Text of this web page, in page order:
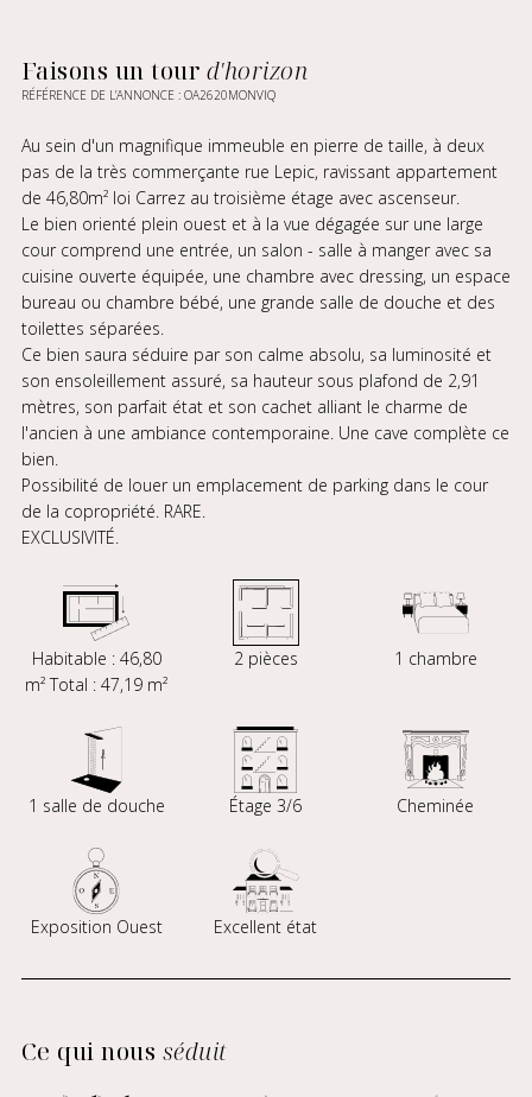
Faisons un tour d'horizon
RÉFÉRENCE DE L’ANNONCE : OA2620MONVIQ
Au sein d'un magnifique immeuble en pierre de taille, à deux
pas de la très commerçante rue Lepic, ravissant appartement
de 46,80m² loi Carrez au troisième étage avec ascenseur.
Le bien orienté plein ouest et à la vue dégagée sur une large
cour comprend une entrée, un salon - salle à manger avec sa
cuisine ouverte équipée, une chambre avec dressing, un espace
bureau ou chambre bébé, une grande salle de douche et des
toilettes séparées.
Ce bien saura séduire par son calme absolu, sa luminosité et
son ensoleillement assuré, sa hauteur sous plafond de 2,91
mètres, son parfait état et son cachet alliant le charme de
l'ancien à une ambiance contemporaine. Une cave complète ce
bien.
Possibilité de louer un emplacement de parking dans le cour
de la copropriété. RARE.
EXCLUSIVITÉ.
Habitable : 46,80
m² Total : 47,19 m²
2 pièces 1 chambre
1 salle de douche Étage 3/6 Cheminée
Exposition Ouest Excellent état
Ce qui nous séduit